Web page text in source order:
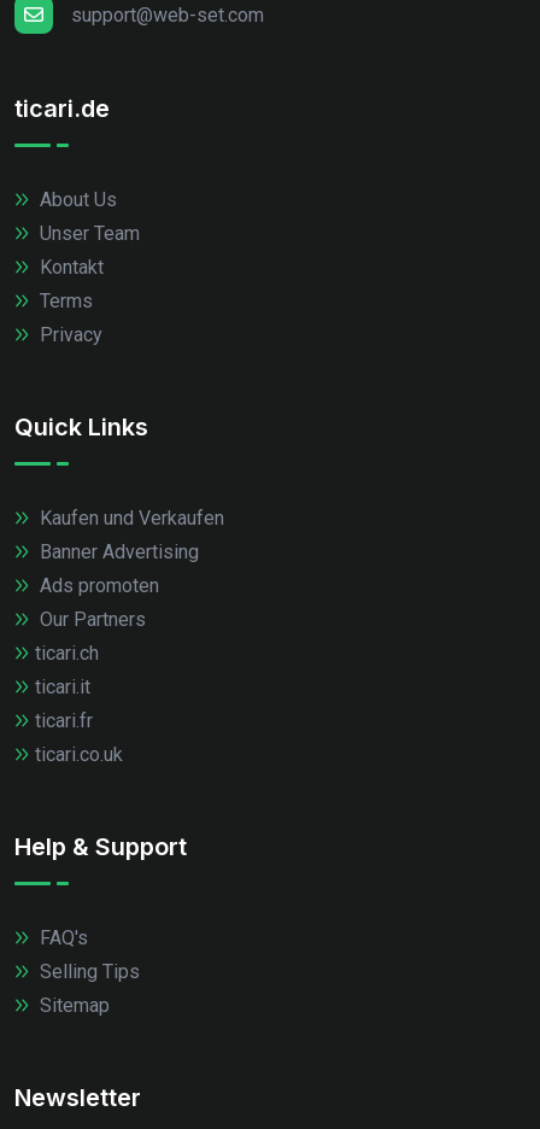
support@web-set.com
ticari.de
About Us
Unser Team
Kontakt
Terms
Privacy
Quick Links
Kaufen und Verkaufen
Banner Advertising
Ads promoten
Our Partners
ticari.ch
ticari.it
ticari.fr
ticari.co.uk
Help & Support
FAQ's
Selling Tips
Sitemap
Newsletter